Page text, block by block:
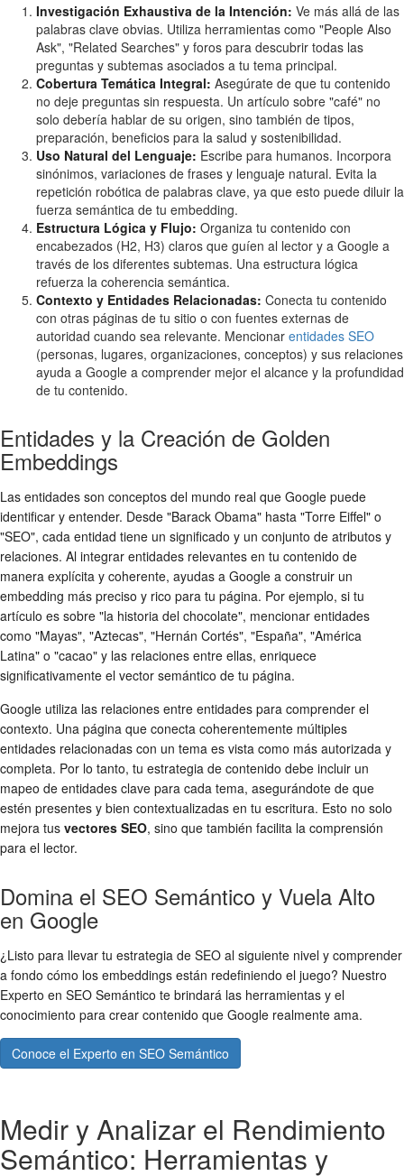
Investigación Exhaustiva de la Intención: Ve más allá de las
palabras clave obvias. Utiliza herramientas como "People Also
Ask", "Related Searches" y foros para descubrir todas las
preguntas y subtemas asociados a tu tema principal.
Cobertura Temática Integral: Asegúrate de que tu contenido
no deje preguntas sin respuesta. Un artículo sobre "café" no
solo debería hablar de su origen, sino también de tipos,
preparación, beneficios para la salud y sostenibilidad.
Uso Natural del Lenguaje: Escribe para humanos. Incorpora
sinónimos, variaciones de frases y lenguaje natural. Evita la
repetición robótica de palabras clave, ya que esto puede diluir la
fuerza semántica de tu embedding.
Estructura Lógica y Flujo: Organiza tu contenido con
encabezados (H2, H3) claros que guíen al lector y a Google a
través de los diferentes subtemas. Una estructura lógica
refuerza la coherencia semántica.
Contexto y Entidades Relacionadas: Conecta tu contenido
con otras páginas de tu sitio o con fuentes externas de
autoridad cuando sea relevante. Mencionar entidades SEO
(personas, lugares, organizaciones, conceptos) y sus relaciones
ayuda a Google a comprender mejor el alcance y la profundidad
de tu contenido.
Entidades y la Creación de Golden
Embeddings
Las entidades son conceptos del mundo real que Google puede
identificar y entender. Desde "Barack Obama" hasta "Torre Eiffel" o
"SEO", cada entidad tiene un significado y un conjunto de atributos y
relaciones. Al integrar entidades relevantes en tu contenido de
manera explícita y coherente, ayudas a Google a construir un
embedding más preciso y rico para tu página. Por ejemplo, si tu
artículo es sobre "la historia del chocolate", mencionar entidades
como "Mayas", "Aztecas", "Hernán Cortés", "España", "América
Latina" o "cacao" y las relaciones entre ellas, enriquece
significativamente el vector semántico de tu página.
Google utiliza las relaciones entre entidades para comprender el
contexto. Una página que conecta coherentemente múltiples
entidades relacionadas con un tema es vista como más autorizada y
completa. Por lo tanto, tu estrategia de contenido debe incluir un
mapeo de entidades clave para cada tema, asegurándote de que
estén presentes y bien contextualizadas en tu escritura. Esto no solo
mejora tus vectores SEO, sino que también facilita la comprensión
para el lector.
Domina el SEO Semántico y Vuela Alto
en Google
¿Listo para llevar tu estrategia de SEO al siguiente nivel y comprender
a fondo cómo los embeddings están redefiniendo el juego? Nuestro
Experto en SEO Semántico te brindará las herramientas y el
conocimiento para crear contenido que Google realmente ama.
Conoce el Experto en SEO Semántico
Medir y Analizar el Rendimiento
Semántico: Herramientas y